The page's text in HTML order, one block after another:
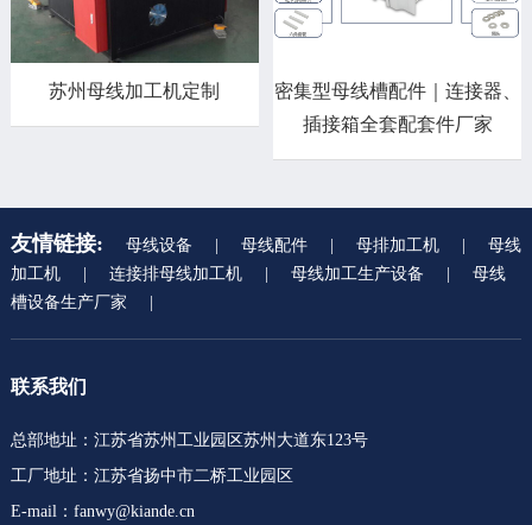
苏州母线加工机定制
密集型母线槽配件｜连接器、
插接箱全套配套件厂家
友情链接: 母线设备 | 母线配件 | 母排加工机 |
母线
加工机
| 连接排母线加工机 | 母线加工生产设备 |
母线
槽设备生产厂家
|
联系我们
总部地址：江苏省苏州工业园区苏州大道东123号
工厂地址：江苏省扬中市二桥工业园区
E-mail：fanwy@kiande.cn